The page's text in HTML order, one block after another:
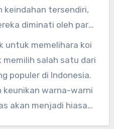
keindahan tersendiri,
diminati oleh para
di Indonesia.
untuk memelihara koi
salah satu dari
populer di Indonesia.
keunikan warna-warni
akan menjadi hiasan